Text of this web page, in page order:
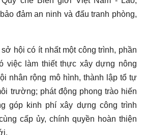
đảm an ninh và đấu tranh phòng,
hội có ít nhất một công trình, phần
việc làm thiết thực xây dựng nông
nhân rộng mô hình, thành lập tổ tự
trường; phát động phong trào hiến
góp kinh phí xây dựng công trình
cấp ủy, chính quyền hoàn thiện